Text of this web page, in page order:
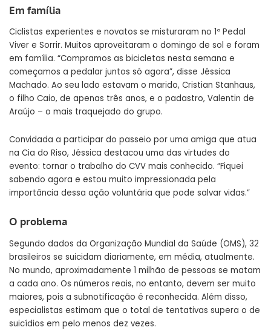
Em família
Ciclistas experientes e novatos se misturaram no 1º Pedal
Viver e Sorrir. Muitos aproveitaram o domingo de sol e foram
em família. “Compramos as bicicletas nesta semana e
começamos a pedalar juntos só agora”, disse Jéssica
Machado. Ao seu lado estavam o marido, Cristian Stanhaus,
o filho Caio, de apenas três anos, e o padastro, Valentin de
Araújo – o mais traquejado do grupo.
Convidada a participar do passeio por uma amiga que atua
na Cia do Riso, Jéssica destacou uma das virtudes do
evento: tornar o trabalho do CVV mais conhecido. “Fiquei
sabendo agora e estou muito impressionada pela
importância dessa ação voluntária que pode salvar vidas.”
O problema
Segundo dados da Organização Mundial da Saúde (OMS), 32
brasileiros se suicidam diariamente, em média, atualmente.
No mundo, aproximadamente 1 milhão de pessoas se matam
a cada ano. Os números reais, no entanto, devem ser muito
maiores, pois a subnotificação é reconhecida. Além disso,
especialistas estimam que o total de tentativas supera o de
suicídios em pelo menos dez vezes.